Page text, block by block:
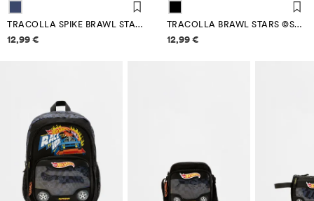
TRACOLLA SPIKE BRAWL STARS ©SUPERCELL OY
Informazioni sui prezzi
12,99 €
TRACOLLA BRAWL STARS ©SUPERCELL OY
Informazioni sui prezzi
12,99 €